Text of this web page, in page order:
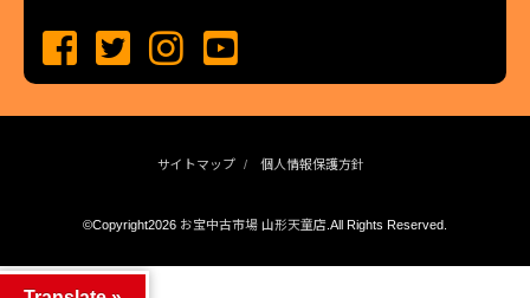
サイトマップ 個人情報保護方針
©Copyright2026 お宝中古市場 山形天童店.All Rights Reserved.